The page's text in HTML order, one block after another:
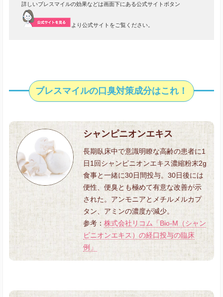
詳しいブレスマイルの効果などは画面下にある公式サイトボタン
より公式サイトをご覧ください。
ブレスマイルの口臭対策成分はこれ！
シャンピニオンエキス
長期臥床中で意識明瞭な高齢の患者に1
日1回シャンピニオンエキス濃縮粉末2g
食事と一緒に30日間投与。30日後には
便性、便臭とも極めて有意な改善が示
された。アンモニアとメチルメルカプ
タン、アミンの濃度が減少。
参考： 株式会社リコム「Bio-M（シャン
ピニオンエキス）の経口投与の臨床
例」